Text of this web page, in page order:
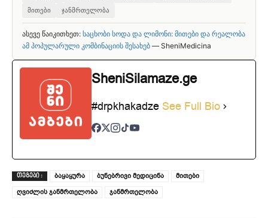
მითები
ჯანმრთელობა
ასევე წაიკითხეთ: საცხობი სოდა და ლიმონი: მითები და რეალობა
ამ პოპულარული კომბინაციის შესახებ — SheniMedicina
SheniSilamaze.ge
#drpkhakadze See Full Bio
ᲗᲔᲒᲔᲑᲘ : ბაყაყურა ბუნებრივი მედიცინა
მითები
ღვიძლის ჯანმრთელობა
ჯანმრთელობა